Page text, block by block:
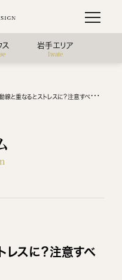
ス 岩手エリア
Iwate
と重なるとストレスに？注意すべき配置とは？
レスに？注意すべ